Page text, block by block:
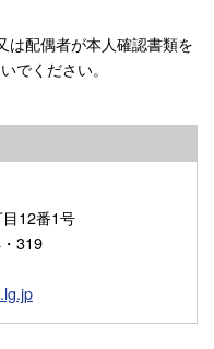
は配偶者が本人確認書類を
でください。
12番1号
319